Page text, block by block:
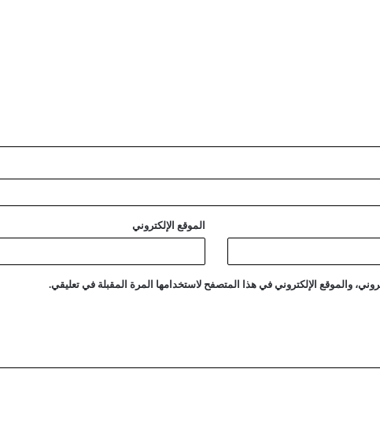
الموقع الإلكتروني
والموقع الإلكتروني في هذا المتصفح لاستخدامها المرة المقبلة في تعليقي.